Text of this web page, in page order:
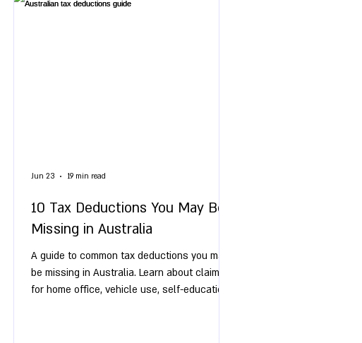
10 Tax Deductions You May Be
Missing in Australia
A guide to common tax deductions you may
be missing in Australia. Learn about claims
for home office, vehicle use, self-education,
Jun 23 19 min read